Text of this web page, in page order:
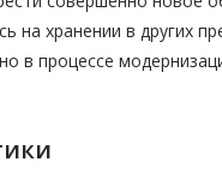
на хранении в других
в процессе